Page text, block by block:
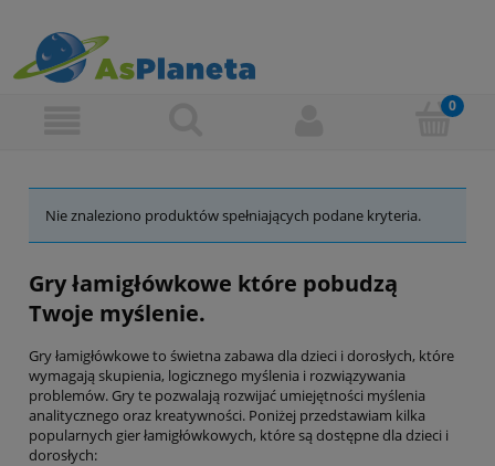
Nie znaleziono produktów spełniających podane kryteria.
Gry łamigłówkowe które pobudzą
Twoje myślenie.
Gry łamigłówkowe to świetna zabawa dla dzieci i dorosłych, które
wymagają skupienia, logicznego myślenia i rozwiązywania
problemów. Gry te pozwalają rozwijać umiejętności myślenia
analitycznego oraz kreatywności. Poniżej przedstawiam kilka
popularnych gier łamigłówkowych, które są dostępne dla dzieci i
dorosłych: